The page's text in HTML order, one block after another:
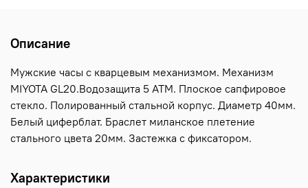
Описание
Мужские часы с кварцевым механизмом. Механизм
MIYOTA GL20.Водозащита 5 ATM. Плоское сапфировое
стекло. Полированный стальной корпус. Диаметр 40мм.
Белый циферблат. Браслет миланское плетение
стального цвета 20мм. Застежка с фиксатором.
Характеристики